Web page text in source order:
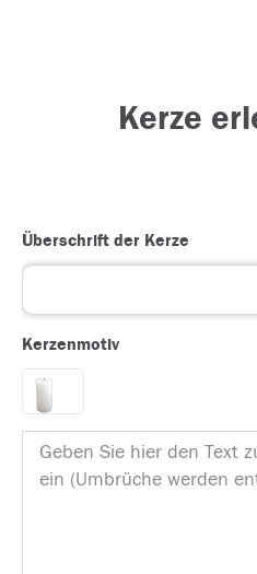
Kerze
Überschrift der Kerze
Kerzenmotiv